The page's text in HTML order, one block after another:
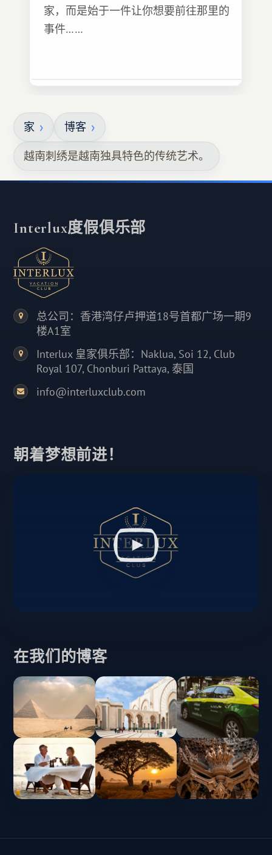
家，而是始于一件让你想要前往那里的
事件……
家 博客
越南刺绣是越南独具特色的传统艺术。
Interlux度假俱乐部
总公司：香港湾仔卢押道18号首都广场一期9
楼A1室
Interlux 皇家俱乐部：Naklua, Soi 12, Club
Royal 107, Chonburi Pattaya, 泰国
info@interluxclub.com
朝着梦想前进！
在我们的博客